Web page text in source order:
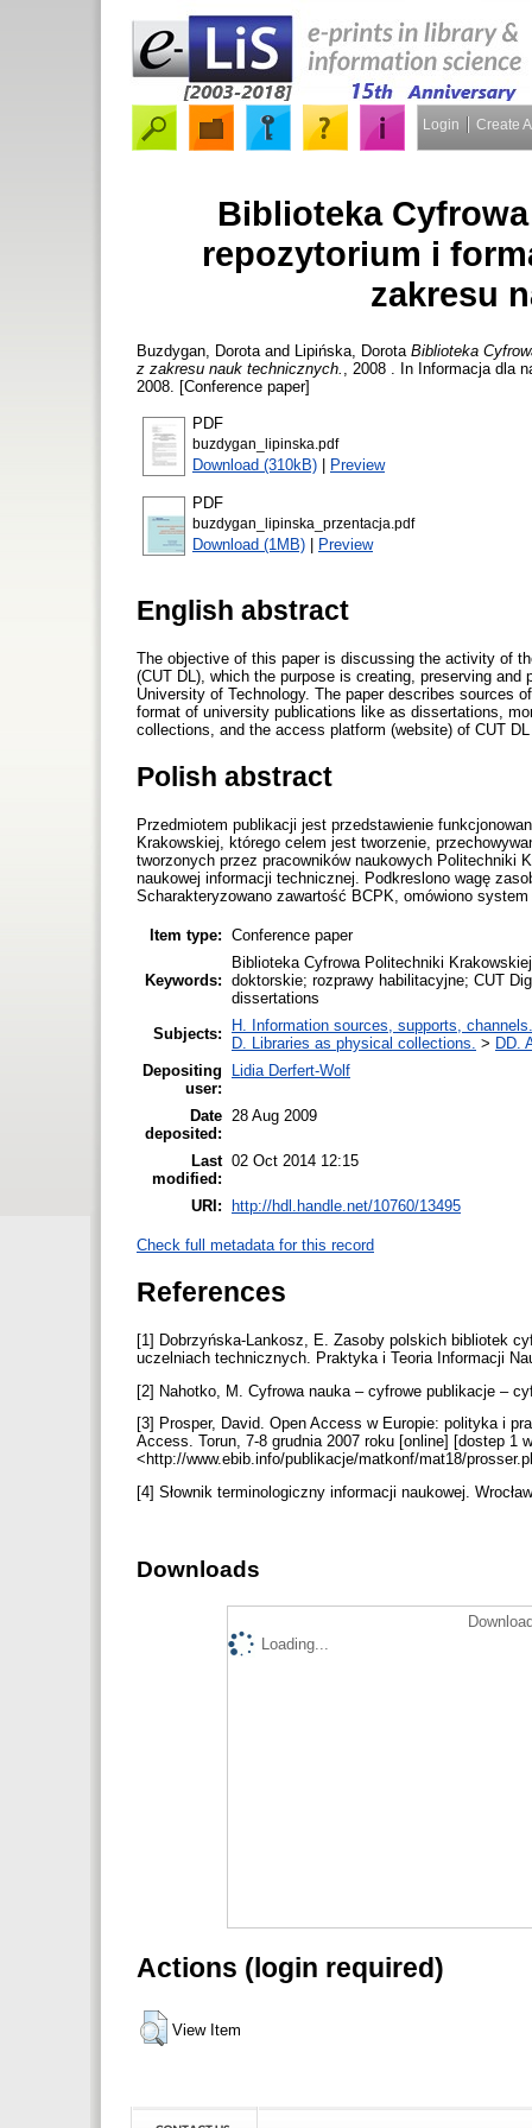
Login Create
Biblioteka
repozytorium i
zakresu
Buzdygan, Dorota and Lipińska, Dorota Biblioteka
z zakresu nauk technicznych.
, 2008 . In Informacja dla
2008. [Conference paper]
PDF
buzdygan_lipinska.pdf
Download (310kB) | Preview
PDF
buzdygan_lipinska_przentacja.pdf
Download (1MB) | Preview
English abstract
The objective of this paper is discussing the activity of
(CUT DL), which the purpose is creating, preserving
University of Technology. The paper describes sources
format of university publications like as dissertations,
collections, and the access platform (website) of CUT
Polish abstract
Przedmiotem publikacji jest przedstawienie
Krakowskiej, którego celem jest tworzenie,
tworzonych przez pracowników naukowych Politechniki
naukowej informacji technicznej. Podkreslono wagę
Scharakteryzowano zawartość BCPK, omówiono
Item type: Conference paper
Keywords:
Biblioteka Cyfrowa Politechniki
doktorskie; rozprawy habilitacyjne; CUT
dissertations
Subjects:
H. Information sources, supports, channels.
D. Libraries as physical collections. > DD.
Depositing
user:
Lidia Derfert-Wolf
Date
deposited:
28 Aug 2009
Last
modified:
02 Oct 2014 12:15
URI: http://hdl.handle.net/10760/13495
Check full metadata for this record
References
[1] Dobrzyńska-Lankosz, E. Zasoby polskich bibliotek
uczelniach technicznych. Praktyka i Teoria Informacji
[2] Nahotko, M. Cyfrowa nauka – cyfrowe publikacje –
[3] Prosper, David. Open Access w Europie: polityka i
Access. Torun, 7-8 grudnia 2007 roku [online] [dostep 1
<http://www.ebib.info/publikacje/matkonf/mat18/
[4] Słownik terminologiczny informacji naukowej.
Downloads
Loading...
Actions (login required)
View Item